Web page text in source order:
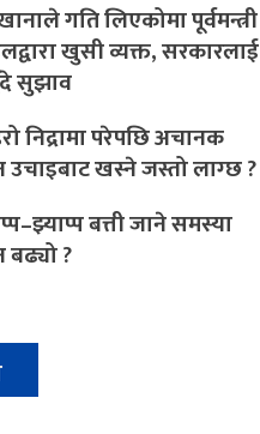
गति लिएकोमा पूर्वमन्त्री
खुसी व्यक्त, सरकारलाई
सुझाव
निद्रामा परेपछि अचानक
उचाइबाट खस्ने जस्तो लाग्छ ?
बत्ती जाने समस्या
बढ्यो ?